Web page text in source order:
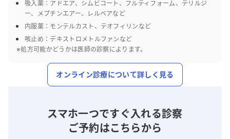
吸入薬：アドエア、シムビコート、フルティフォーム、テリルジ
ー、メプチンエアー、レルベアなど
内服薬：モンテルカスト、テオフィリンなど
咳止め：デキストロメトルファンなど
※処方可能かどうかは医師の診察によります。
オンライン診療について詳しく見る
スマホ一つですぐ入れる診察
ご予約はこちらから